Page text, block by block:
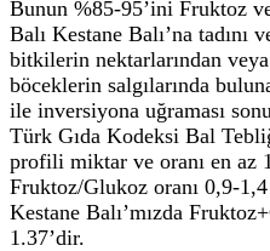
Bunun %85-95’ini Fruktoz
Balı Kestane Balı’na tadını
bitkilerin nektarlarından
böceklerin salgılarında
ile inversiyona uğraması
Türk Gıda Kodeksi Bal
profili miktar ve oranı en az
Fruktoz/Glukoz oranı 0,9-1,4
Kestane Balı’mızda
1.37’dir.